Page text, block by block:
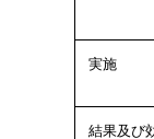
実施
結果及び